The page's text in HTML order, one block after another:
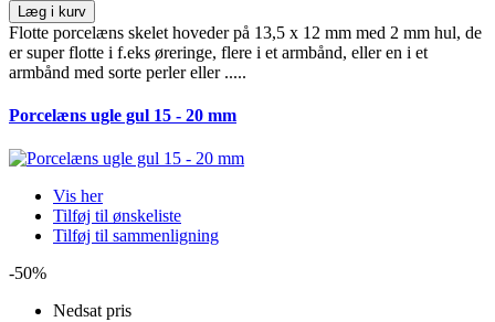
Læg i kurv
Flotte porcelæns skelet hoveder på 13,5 x 12 mm med 2 mm hul, de
er super flotte i f.eks øreringe, flere i et armbånd, eller en i et
armbånd med sorte perler eller .....
Porcelæns ugle gul 15 - 20 mm
Vis her
Tilføj til ønskeliste
Tilføj til sammenligning
-50%
Nedsat pris